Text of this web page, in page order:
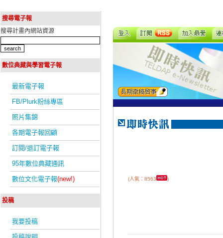
搜尋電子報
搜尋計畫內網站資源
數位典藏與學習電子報
最新電子報
FB/Plurk粉絲專區
照片集錦
各期電子報回顧
訂閱/退訂電子報
95年數位典藏通訊
數位文化電子報(new!)
投稿
我要投稿
(人氣：8563 )